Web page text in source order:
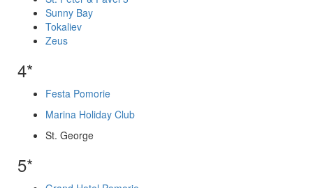
Sunny Bay
Tokaliev
Zeus
4*
Festa Pomorie
Marina Holiday Club
St. George
5*